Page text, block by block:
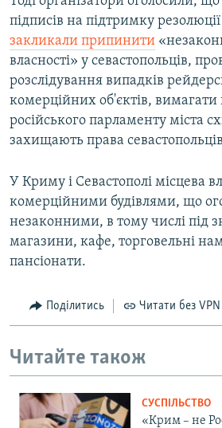
підписів на підтримку
закликали припинити
власності» у севастопольців,
розслідування випадків
комерційних об'єктів, вимагати
російського парламенту міста
захищають права
У Криму і Севастополі місцева
комерційними будівлями, що
незаконними, в тому числі під
магазини, кафе, торговельні
пансіонати.
Поділитись Читати без VPN
Читайте також
СУСПІЛЬСТВО
«Крим – не